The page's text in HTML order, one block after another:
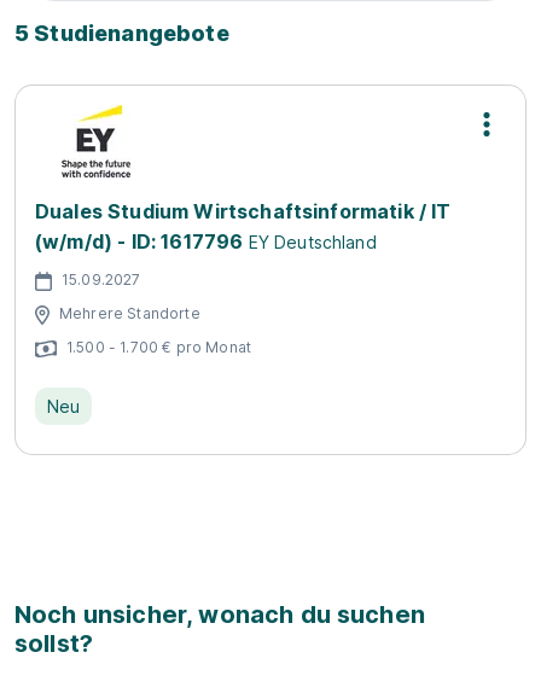
5 Studienangebote
Duales Studium Wirtschaftsinformatik / IT
(w/m/d) - ID: 1617796 EY Deutschland
15.09.2027
Mehrere Standorte
1.500 - 1.700 € pro Monat
Neu
Noch unsicher, wonach du suchen
sollst?